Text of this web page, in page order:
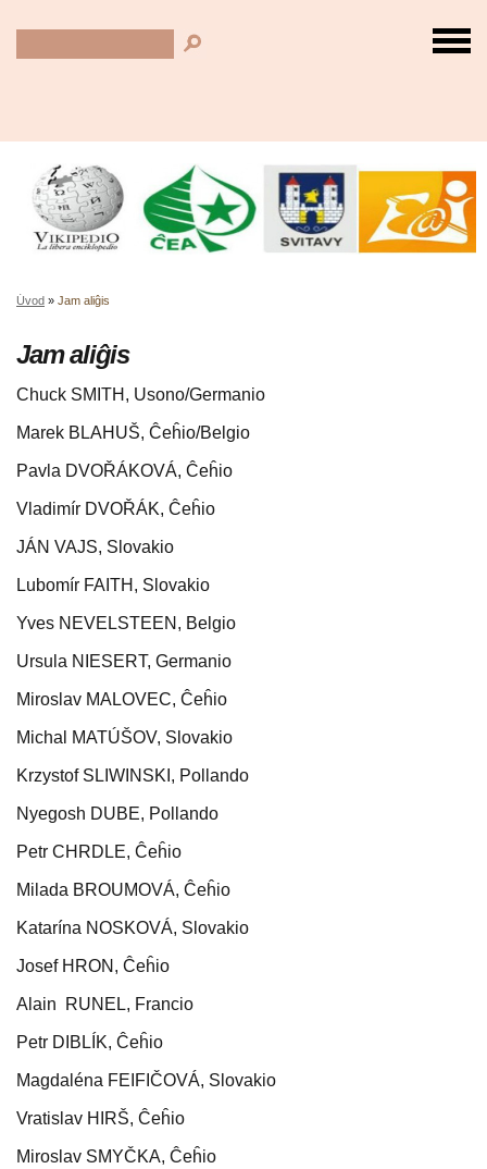
Úvod » Jam aliĝis
Jam aliĝis
Chuck SMITH, Usono/Germanio
Marek BLAHUŠ, Ĉeĥio/Belgio
Pavla DVOŘÁKOVÁ, Ĉeĥio
Vladimír DVOŘÁK, Ĉeĥio
JÁN VAJS, Slovakio
Lubomír FAITH, Slovakio
Yves NEVELSTEEN, Belgio
Ursula NIESERT, Germanio
Miroslav MALOVEC, Ĉeĥio
Michal MATÚŠOV, Slovakio
Krzystof SLIWINSKI, Pollando
Nyegosh DUBE, Pollando
Petr CHRDLE, Ĉeĥio
Milada BROUMOVÁ, Ĉeĥio
Katarína NOSKOVÁ, Slovakio
Josef HRON, Ĉeĥio
Alain RUNEL, Francio
Petr DIBLÍK, Ĉeĥio
Magdaléna FEIFIČOVÁ, Slovakio
Vratislav HIRŠ, Ĉeĥio
Miroslav SMYČKA, Ĉeĥio